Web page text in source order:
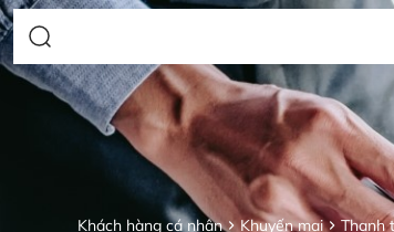
Khách hàng cá nhân Khuyến mại Thanh